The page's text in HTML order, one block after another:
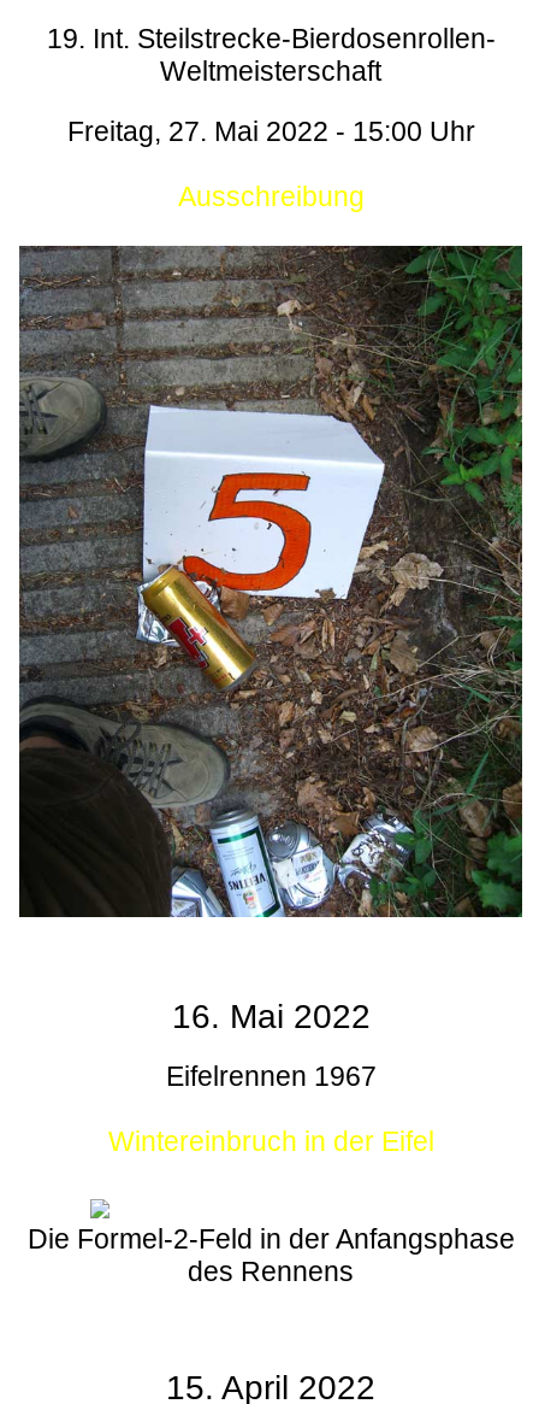
19. Int. Steilstrecke-Bierdosenrollen-
Weltmeisterschaft
Freitag, 27. Mai 2022 - 15:00 Uhr
Ausschreibung
16. Mai 2022
Eifelrennen 1967
Wintereinbruch in der Eifel
Die Formel-2-Feld in der Anfangsphase
des Rennens
15. April 2022